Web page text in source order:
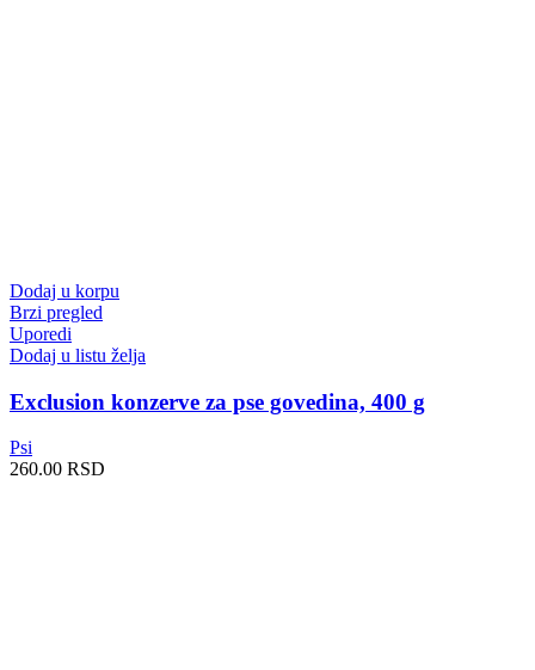
Dodaj u korpu
Brzi pregled
Uporedi
Dodaj u listu želja
Exclusion konzerve za pse govedina, 400 g
Psi
260.00 RSD